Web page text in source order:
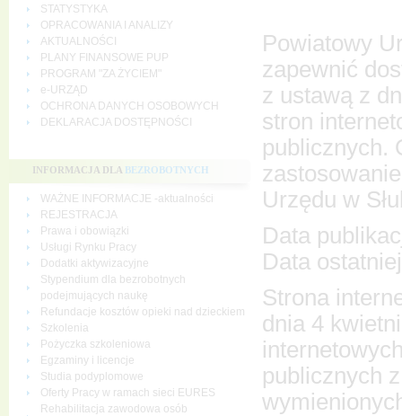
STATYSTYKA
OPRACOWANIA I ANALIZY
AKTUALNOŚCI
PLANY FINANSOWE PUP
PROGRAM "ZA ŻYCIEM"
e-URZĄD
OCHRONA DANYCH OSOBOWYCH
DEKLARACJA DOSTĘPNOŚCI
INFORMACJA DLA BEZROBOTNYCH
WAŻNE INFORMACJE -aktualności
REJESTRACJA
Prawa i obowiązki
Usługi Rynku Pracy
Dodatki aktywizacyjne
Stypendium dla bezrobotnych
podejmujących naukę
Refundacje kosztów opieki nad dzieckiem
Szkolenia
Pożyczka szkoleniowa
Egzaminy i licencje
Studia podyplomowe
Oferty Pracy w ramach sieci EURES
Rehabilitacja zawodowa osób
Powiatowy
zapewnić
z ustawą z
stron
publicznych.
Urzędu w
Data
Data
Strona
dnia 4
publicznych